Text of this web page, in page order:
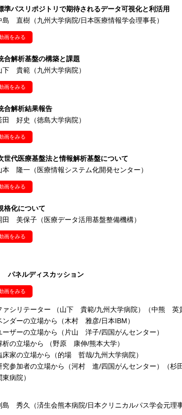
準パスリポジトリで期待されるデータ可視化と利活用
直樹（九州大学病院/日本医療情報学会理事長）
画をみる
合解析基盤の構築と課題
貴範（九州大学病院）
画をみる
合解析結果報告
好史（徳島大学病院）
画をみる
世代医療基盤法と情報解析基盤について
隆一（医療情報システム化開発センター）
画をみる
格化について
美保子（医療データ活用基盤整備機構）
画をみる
パネルディスカッション
画をみる
ァシリテーター （山下 貴範/九州大学病院）（中熊 英
ンダーの立場から（木村 雅彦/日本IBM）
ーザーの立場から（片山 洋子/四国がんセンター）
析の立場から （野原 康伸/熊本大学）
床家の立場から（的場 哲哉/九州大学病院）
究参加者の立場から（河村 進/四国がんセンター）（
東病院）
秀久（済生会熊本病院/日本クリニカルパス学会元理事